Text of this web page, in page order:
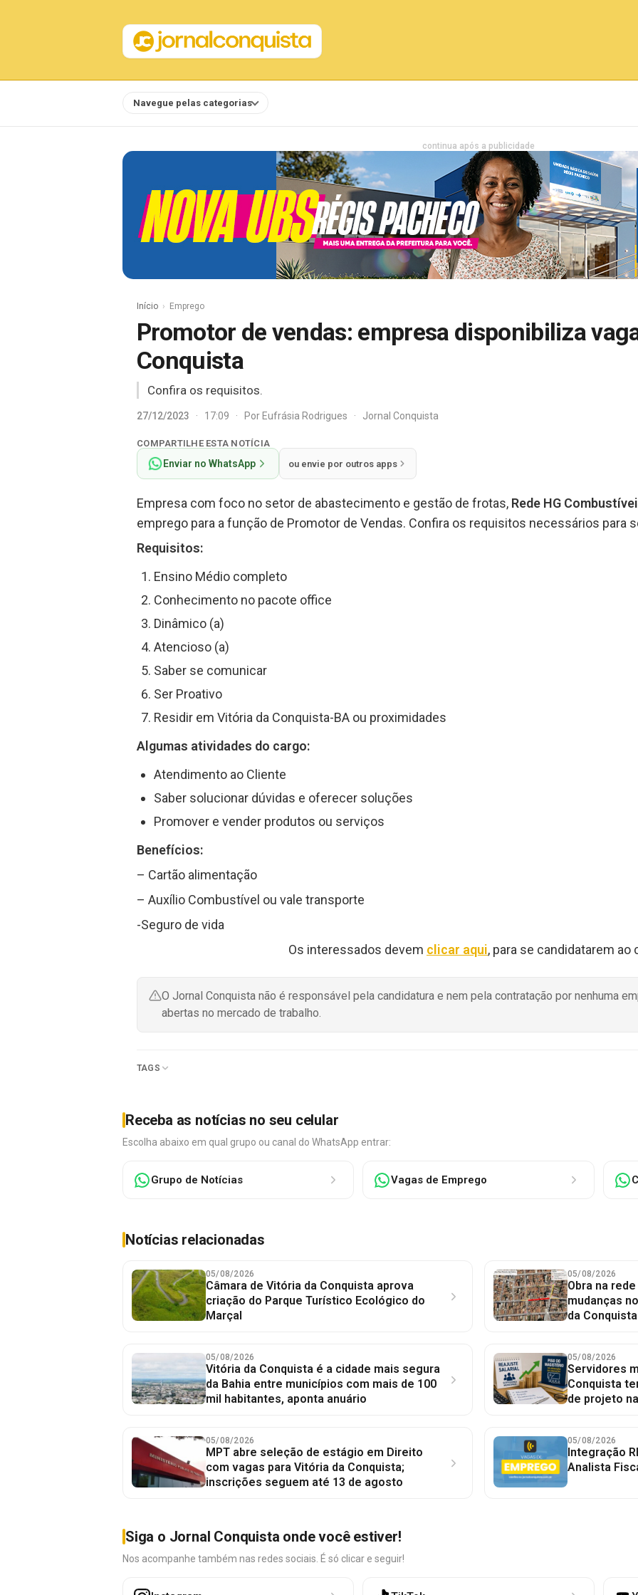
Navegue pelas categorias
continua após a publicidade
Início Emprego
Promotor de vendas: empresa disponibiliza
Conquista
Confira os requisitos.
27/12/2023 · 17:09 · PorEufrásia Rodrigues · Jornal Conquista
COMPARTILHE ESTA NOTÍCIA
Enviar no WhatsApp ou envie por outros apps
Empresa com foco no setor de abastecimento e gestão de frotas, Rede HG
emprego para a função de Promotor de Vendas. Confira os requisitos necessários para
Requisitos:
Ensino Médio completo
Conhecimento no pacote office
Dinâmico (a)
Atencioso (a)
Saber se comunicar
Ser Proativo
Residir em Vitória da Conquista-BA ou proximidades
Algumas atividades do cargo:
Atendimento ao Cliente
Saber solucionar dúvidas e oferecer soluções
Promover e vender produtos ou serviços
Benefícios:
– Cartão alimentação
– Auxílio Combustível ou vale transporte
-Seguro de vida
Os interessados devem clicar aqui, para se candidatarem ao
O Jornal Conquista não é responsável pela candidatura e nem pela contratação por nenhuma
abertas no mercado de trabalho.
TAGS
Receba as notícias no seu celular
Escolha abaixo em qual grupo ou canal do WhatsApp entrar:
Grupo de Notícias Vagas de Emprego
Notícias relacionadas
05/08/2026
Câmara de Vitória da Conquista aprova
criação do Parque Turístico Ecológico do
Marçal
05/08/2026
Obra na
mudanças
da Conquista
05/08/2026
Vitória da Conquista é a cidade mais segura
da Bahia entre municípios com mais de 100
mil habitantes, aponta anuário
05/08/2026
Servidores
Conquista
de projeto
05/08/2026
MPT abre seleção de estágio em Direito
com vagas para Vitória da Conquista;
inscrições seguem até 13 de agosto
05/08/2026
Integração
Analista
Siga o Jornal Conquista onde você estiver!
Nos acompanhe também nas redes sociais. É só clicar e seguir!